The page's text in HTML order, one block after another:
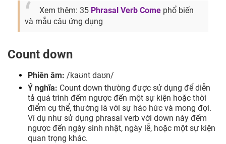
Xem thêm: 35 Phrasal Verb Come phổ biến
và mẫu câu ứng dụng
Count down
Phiên âm: /kaʊnt daʊn/
Ý nghĩa: Count down thường được sử dụng để diễn
tả quá trình đếm ngược đến một sự kiện hoặc thời
điểm cụ thể, thường là với sự háo hức và mong đợi.
Ví dụ như sử dụng phrasal verb với down này đếm
ngược đến ngày sinh nhật, ngày lễ, hoặc một sự kiện
quan trọng khác.